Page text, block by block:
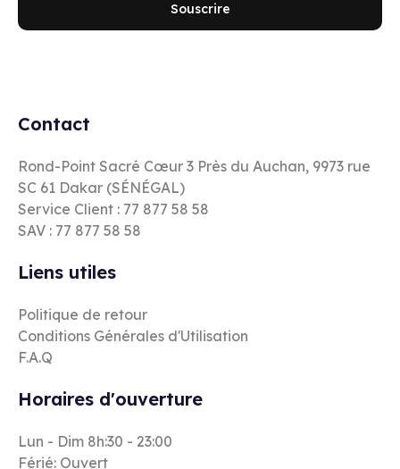
Souscrire
Contact
Rond-Point Sacré Cœur 3 Près du Auchan, 9973 rue
SC 61 Dakar (SÉNÉGAL)
Service Client : 77 877 58 58
SAV : 77 877 58 58
Liens utiles
Politique de retour
Conditions Générales d'Utilisation
F.A.Q
Horaires d'ouverture
Lun - Dim 8h:30 - 23:00
Férié: Ouvert